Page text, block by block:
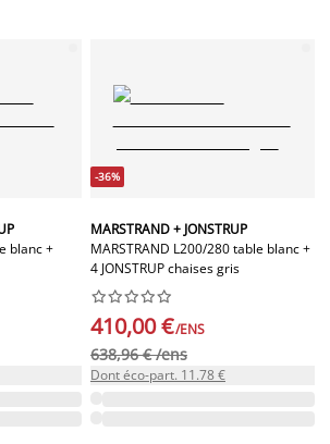
blanc +
-36%
MARSTRAND + JONSTRUP
MARSTRAND L200/280 table blanc +
4 JONSTRUP chaises gris






410,00 €/ENS
638,96 € /ens
Dont éco-part. 11.78 €